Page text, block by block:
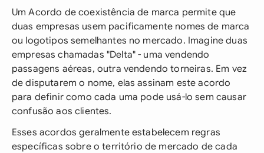
Um Acordo de coexistência de marca permite que
duas empresas usem pacificamente nomes de marca
ou logotipos semelhantes no mercado. Imagine duas
empresas chamadas "Delta" - uma vendendo
passagens aéreas, outra vendendo torneiras. Em vez
de disputarem o nome, elas assinam este acordo
para definir como cada uma pode usá-lo sem causar
confusão aos clientes.
Esses acordos geralmente estabelecem regras
específicas sobre o território de mercado de cada